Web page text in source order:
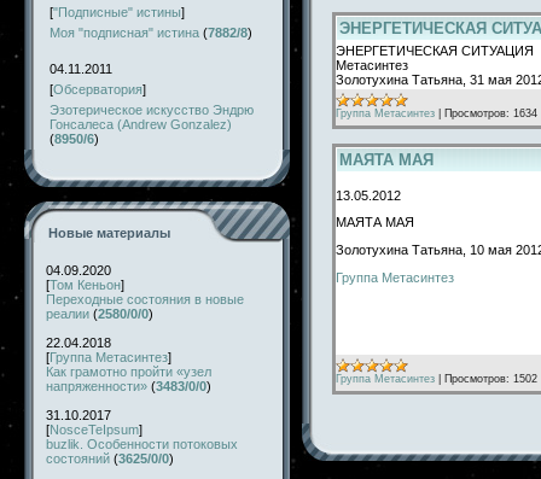
["Подписные" истины]
Моя "подписная" истина (7882/8)
04.11.2011
[Обсерватория]
Эзотерическое искусство Эндрю
Гонсалеса (Andrew Gonzalez)
(8950/6)
Новые материалы
04.09.2020
[Том Кеньон]
Переходные состояния в новые
реалии (2580/0/0)
22.04.2018
[Группа Метасинтез]
Как грамотно пройти «узел
напряженности» (3483/0/0)
31.10.2017
[NosceTeIpsum]
buzlik. Особенности потоковых
состояний (3625/0/0)
ЭНЕРГЕТИЧЕСКАЯ
ЭНЕРГЕТИЧЕСКАЯ СИТУАЦИЯ в
Метасинтез
Золотухина Татьяна, 31 мая
Группа Метасинтез Просмотров: 1634
МАЯТА МАЯ
13.05.2012
МАЯТА МАЯ
Золотухина Татьяна, 10 мая
Группа Метасинтез
Группа Метасинтез Просмотров: 1502